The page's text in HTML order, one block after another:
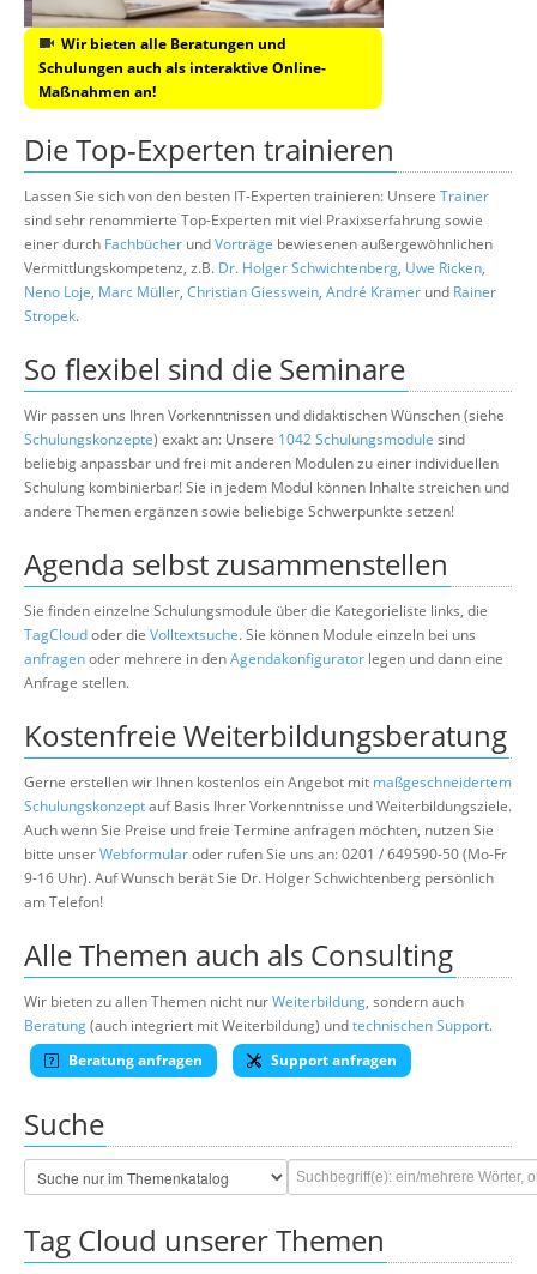
Wir bieten alle Beratungen und
Schulungen auch als interaktive Online-
Maßnahmen an!
Die Top-Experten trainieren
Lassen Sie sich von den besten IT-Experten trainieren: Unsere Trainer
sind sehr renommierte Top-Experten mit viel Praxixserfahrung sowie
einer durch Fachbücher undVorträge bewiesenen außergewöhnlichen
Vermittlungskompetenz, z.B. Dr. Holger Schwichtenberg, Uwe Ricken,
Neno Loje, Marc Müller, Christian Giesswein, André Krämer und Rainer
Stropek.
So flexibel sind die Seminare
Wir passen uns Ihren Vorkenntnissen und didaktischen Wünschen (siehe
Schulungskonzepte) exakt an: Unsere 1042 Schulungsmodule sind
beliebig anpassbar und frei mit anderen Modulen zu einer individuellen
Schulung kombinierbar! Sie in jedem Modul können Inhalte streichen und
andere Themen ergänzen sowie beliebige Schwerpunkte setzen!
Agenda selbst zusammenstellen
Sie finden einzelne Schulungsmodule über die Kategorieliste links, die
TagCloudoder die Volltextsuche. Sie können Module einzeln bei uns
anfragenoder mehrere in denAgendakonfigurator legen und dann eine
Anfrage stellen.
Kostenfreie Weiterbildungsberatung
Gerne erstellen wir Ihnen kostenlos ein Angebot mit maßgeschneidertem
Schulungskonzeptauf Basis Ihrer Vorkenntnisse und Weiterbildungsziele.
Auch wenn Sie Preise und freie Termine anfragen möchten, nutzen Sie
bitte unserWebformularoder rufen Sie uns an: 0201 / 649590-50 (Mo-Fr
9-16 Uhr). Auf Wunsch berät Sie Dr. Holger Schwichtenberg persönlich
am Telefon!
Alle Themen auch als Consulting
Wir bieten zu allen Themen nicht nurWeiterbildung, sondern auch
Beratung(auch integriert mit Weiterbildung) undtechnischen Support.
Beratung anfragen
Support anfragen
Suche
Tag Cloud unserer Themen